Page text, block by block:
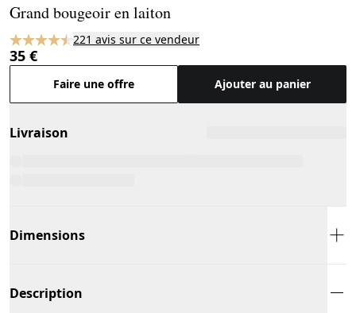
Grand bougeoir en laiton
221 avis sur ce vendeur
35 €
Faire une offre Ajouter au panier
Livraison
Dimensions
Description